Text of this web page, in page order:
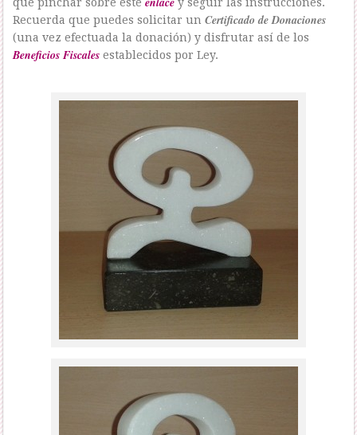
Recuerda que puedes solicitar unCertificado de Donaciones
(una vez efectuada la donación) y disfrutar así de los
Beneficios Fiscales establecidos por Ley.